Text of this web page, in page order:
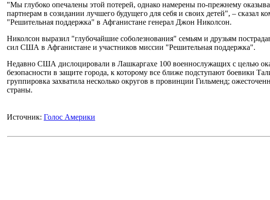
"Мы глубоко опечалены этой потерей, однако намерены по-прежнему
партнерам в созидании лучшего будущего для себя и своих детей", –
"Решительная поддержка" в Афганистане генерал Джон Николсон.
Николсон выразил "глубочайшие соболезнования" семьям и друзьям
сил США в Афганистане и участников миссии "Решительная поддержка".
Недавно США дислоцировали в Лашкаргахе 100 военнослужащих с целью
безопасности в защите города, к которому все ближе подступают боевики
группировка захватила несколько округов в провинции Гильменд;
страны.
Источник: Голос Америки